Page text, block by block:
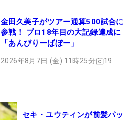
金田久美子がツアー通算500試合に
参戦！ プロ18年目の大記録達成に
「あんびりーばぼー」
2026年8月7日 (金) 11時25分 19
セキ・ユウティンが前髪パッ